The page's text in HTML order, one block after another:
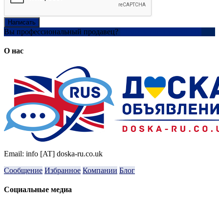
Написать
Вы профессиональный продавец?
О нас
Email: info [AT] doska-ru.co.uk
Сообщение Избранное Компании Блог
Социальные медиа